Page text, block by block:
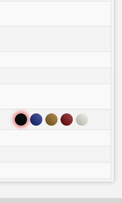
Đen Xanh Nâu Đỏ Trắng